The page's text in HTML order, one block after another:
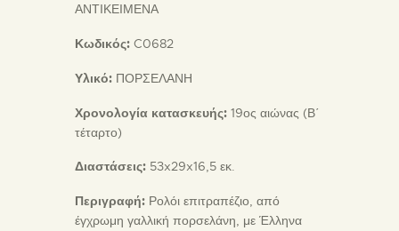
ΑΝΤΙΚΕΙΜΕΝΑ
Κωδικός: C0682
Υλικό: ΠΟΡΣΕΛΑΝΗ
Χρονολογία κατασκευής: 19ος αιώνας (Β΄
τέταρτο)
Διαστάσεις: 53x29x16,5 εκ.
Περιγραφή: Ρολόι επιτραπέζιο, από
έγχρωμη γαλλική πορσελάνη, με Έλληνα